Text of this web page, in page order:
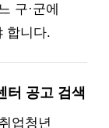
구·군에
합니다.
터 공고 검색
업청년